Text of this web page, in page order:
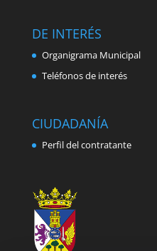
DE INTERÉS
Organigrama Municipal
Teléfonos de interés
CIUDADANÍA
Perfil del contratante